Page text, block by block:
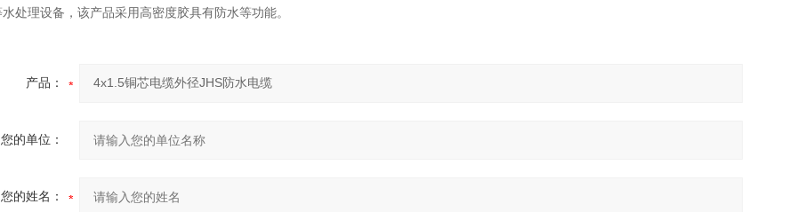
处理设备，该产品采用高密度胶具有防水等功能。
产品：
您的单位：
您的姓名：